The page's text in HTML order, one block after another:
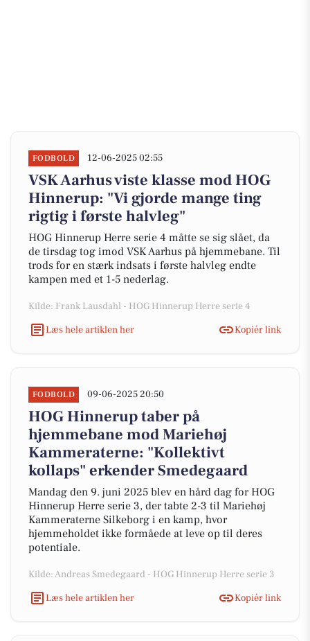
FODBOLD 12-06-2025 02:55
VSK Aarhus viste klasse mod HOG
Hinnerup: "Vi gjorde mange ting
rigtig i første halvleg"
HOG Hinnerup Herre serie 4 måtte se sig slået, da
de tirsdag tog imod VSK Aarhus på hjemmebane. Til
trods for en stærk indsats i første halvleg endte
kampen med et 1-5 nederlag.
Kilde: Frank Lausdahl - HOG Hinnerup Herre serie 4
Læs hele artiklen her
Kopiér link
FODBOLD 09-06-2025 20:50
HOG Hinnerup taber på
hjemmebane mod Mariehøj
Kammeraterne: "Kollektivt
kollaps" erkender Smedegaard
Mandag den 9. juni 2025 blev en hård dag for HOG
Hinnerup Herre serie 3, der tabte 2-3 til Mariehøj
Kammeraterne Silkeborg i en kamp, hvor
hjemmeholdet ikke formåede at leve op til deres
potentiale.
Kilde: Andreas Smedegaard - HOG Hinnerup Herre serie 3
Læs hele artiklen her
Kopiér link